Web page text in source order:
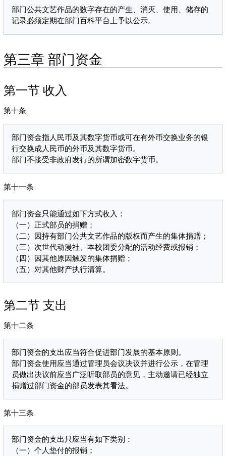
部门公共文艺作品的数字存在的产生、消灭、使用、储存的
第三章 部门资金
第一节 收入
第十条
部门资金指人民币及其数字货币或可在有外币交换业务的银
行交换成人民币的外币及其数字货币。
第十一条
部门资金只能通过如下方式收入：
（一）正式部员的捐赠；
（二）因持有部门公共文艺作品的版权而产生的集体捐赠；
（三）次世代动漫社、本校团委分配的活动经费或报销；
（四）因其他原因触发的集体捐赠；
第二节 支出
第十二条
部门资金的支出应当符合促进部门发展的基本原则。
部门资金使用应当通过管理员会议决议并进行公示，在管理
员做出决议前应当广泛听取部员的意见，主动邀请已经独立
第十三条
部门资金的支出只应当有如下类别：
（一）个人垫付的报销；